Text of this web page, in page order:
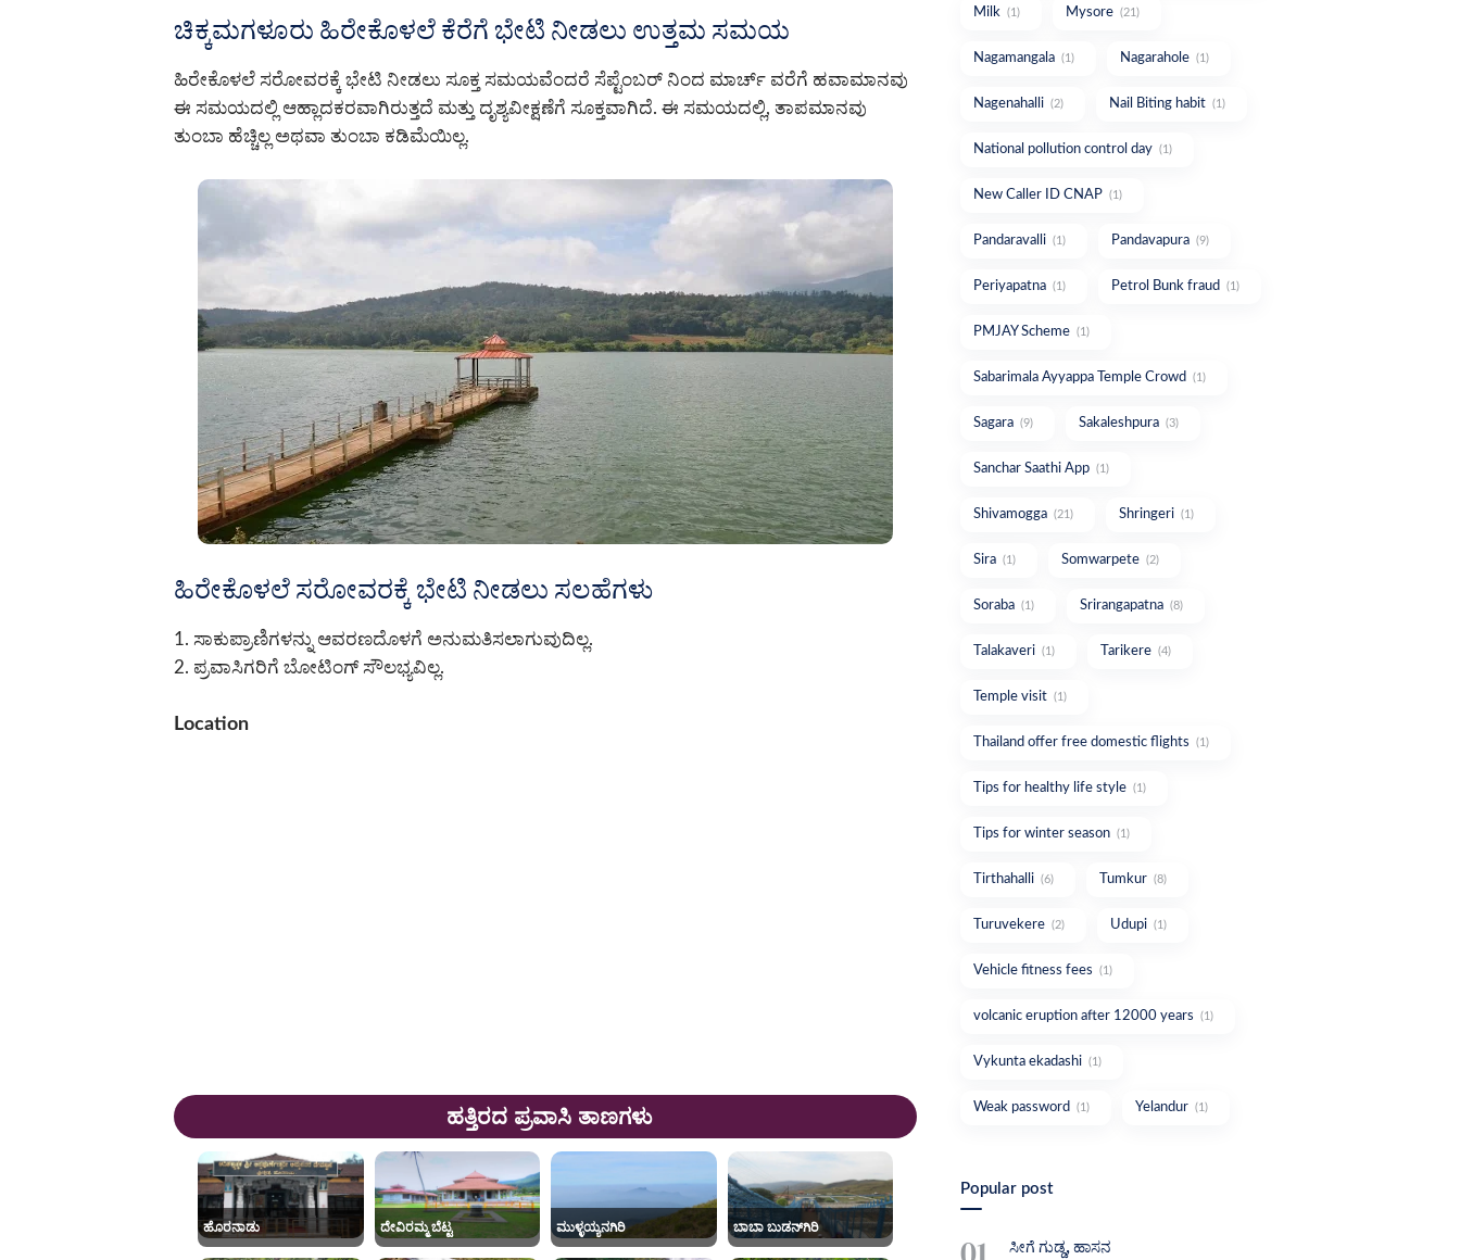
ಚಿಕ್ಕಮಗಳೂರು ಹಿರೇಕೊಳಲೆ ಕೆರೆಗೆ ಭೇಟಿ ನೀಡಲು ಉತ್ತಮ ಸಮಯ
ಹಿರೇಕೊಳಲೆ ಸರೋವರಕ್ಕೆ ಭೇಟಿ ನೀಡಲು ಸೂಕ್ತ ಸಮಯವೆಂದರೆ ಸೆಪ್ಟೆಂಬರ್ ನಿಂದ ಮಾರ್ಚ್ ವರೆಗೆ ಹವಾಮಾನವು
ಈ ಸಮಯದಲ್ಲಿ ಆಹ್ಲಾದಕರವಾಗಿರುತ್ತದೆ ಮತ್ತು ದೃಶ್ಯವೀಕ್ಷಣೆಗೆ ಸೂಕ್ತವಾಗಿದೆ. ಈ ಸಮಯದಲ್ಲಿ, ತಾಪಮಾನವು
ತುಂಬಾ ಹೆಚ್ಚಿಲ್ಲ ಅಥವಾ ತುಂಬಾ ಕಡಿಮೆಯಿಲ್ಲ.
ಹಿರೇಕೊಳಲೆ ಸರೋವರಕ್ಕೆ ಭೇಟಿ ನೀಡಲು ಸಲಹೆಗಳು
1. ಸಾಕುಪ್ರಾಣಿಗಳನ್ನು ಆವರಣದೊಳಗೆ ಅನುಮತಿಸಲಾಗುವುದಿಲ್ಲ.
2. ಪ್ರವಾಸಿಗರಿಗೆ ಬೋಟಿಂಗ್ ಸೌಲಭ್ಯವಿಲ್ಲ.
Location
ಹತ್ತಿರದ ಪ್ರವಾಸಿ ತಾಣಗಳು
ಹೊರನಾಡು ದೇವಿರಮ್ಮ ಬೆಟ್ಟ ಮುಳ್ಳಯ್ಯನಗಿರಿ ಬಾಬಾ ಬುಡನ್‌ಗಿರಿ
Milk (1) Mysore (21)
Nagamangala (1) Nagarahole (1)
Nagenahalli (2) Nail Biting habit (1)
National pollution control day (1)
New Caller ID CNAP (1)
Pandaravalli (1) Pandavapura (9)
Periyapatna (1) Petrol Bunk fraud (1)
PMJAY Scheme (1)
Sabarimala Ayyappa Temple Crowd (1)
Sagara (9) Sakaleshpura (3)
Sanchar Saathi App (1)
Shivamogga (21) Shringeri (1)
Sira (1) Somwarpete (2)
Soraba (1) Srirangapatna (8)
Talakaveri (1) Tarikere (4)
Temple visit (1)
Thailand offer free domestic flights (1)
Tips for healthy life style (1)
Tips for winter season (1)
Tirthahalli (6) Tumkur (8)
Turuvekere (2) Udupi (1)
Vehicle fitness fees (1)
volcanic eruption after 12000 years (1)
Vykunta ekadashi (1)
Weak password (1) Yelandur (1)
Popular post
ಸೀಗೆ ಗುಡ್ಡ, ಹಾಸನ